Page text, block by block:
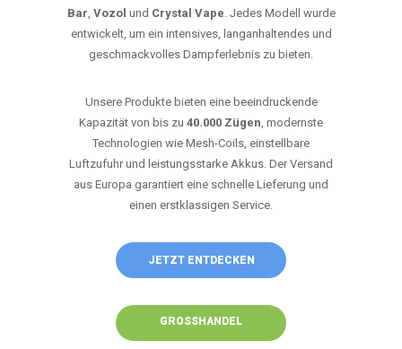
Bar, Vozol und Crystal Vape. Jedes Modell wurde
entwickelt, um ein intensives, langanhaltendes und
geschmackvolles Dampferlebnis zu bieten.
Unsere Produkte bieten eine beeindruckende
Kapazität von bis zu 40.000 Zügen, modernste
Technologien wie Mesh-Coils, einstellbare
Luftzufuhr und leistungsstarke Akkus. Der Versand
aus Europa garantiert eine schnelle Lieferung und
einen erstklassigen Service.
JETZT ENTDECKEN
GROSSHANDEL